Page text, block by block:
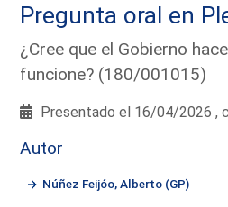
Pregunta oral en
¿Cree que el Gobierno
funcione? (180/001015)
Presentado el 16/04/2026 ,
Autor
Núñez Feijóo, Alberto (GP)